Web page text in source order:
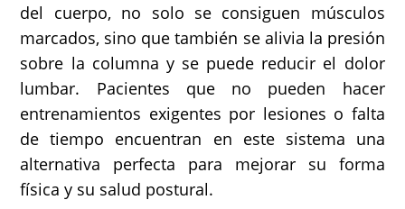
del cuerpo, no solo se consiguen músculos
marcados, sino que también se alivia la presión
sobre la columna y se puede reducir el dolor
lumbar. Pacientes que no pueden hacer
entrenamientos exigentes por lesiones o falta
de tiempo encuentran en este sistema una
alternativa perfecta para mejorar su forma
física y su salud postural.